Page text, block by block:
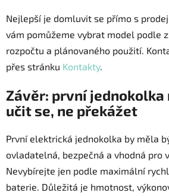
Nejlepší je domluvit se přímo s
vám pomůžeme vybrat model podle
rozpočtu a plánovaného použití.
přes stránku Kontakty.
Závěr: první jednokolka
učit se, ne překážet
První elektrická jednokolka by měla
ovladatelná, bezpečná a vhodná pro
Nevybírejte jen podle maximální
baterie. Důležitá je hmotnost,